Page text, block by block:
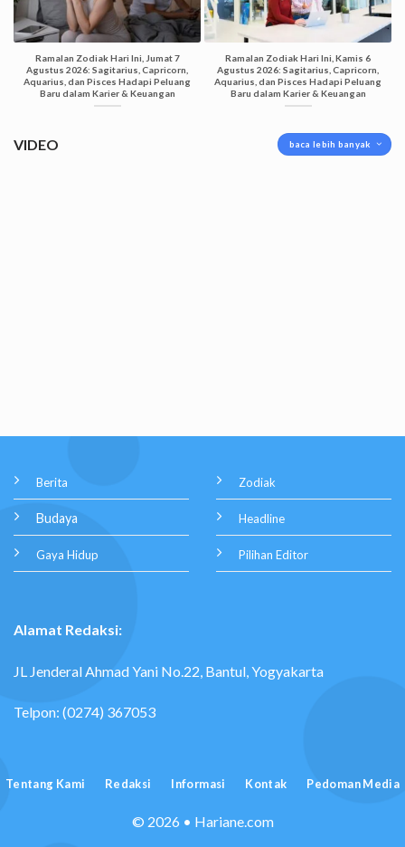
Ramalan Zodiak Hari Ini, Jumat 7
Agustus 2026: Sagitarius, Capricorn,
Aquarius, dan Pisces Hadapi Peluang
Baru dalam Karier & Keuangan
Ramalan Zodiak Hari Ini, Kamis 6
Agustus 2026: Sagitarius, Capricorn,
Aquarius, dan Pisces Hadapi Peluang
Baru dalam Karier & Keuangan
VIDEO baca lebih banyak
Berita
Budaya
Gaya Hidup
Zodiak
Headline
Pilihan Editor
Alamat Redaksi:
JL Jenderal Ahmad Yani No.22, Bantul, Yogyakarta
Telpon: (0274) 367053
Tentang Kami Redaksi Informasi Kontak Pedoman Media
© 2026 • Hariane.com